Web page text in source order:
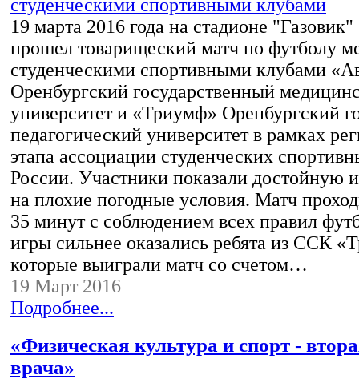
19 марта 2016 года на стадионе
прошел товарищеский матч по футболу
студенческими спортивными клубами
Оренбургский государственный
университет и «Триумф» Оренбургский
педагогический университет в рамках
этапа ассоциации студенческих
России. Участники показали достойную
на плохие погодные условия. Матч
35 минут с соблюдением всех правил
игры сильнее оказались ребята из ССК
которые выиграли матч со счетом…
19 Март 2016
Подробнее...
«Физическая культура и спорт -
врача»